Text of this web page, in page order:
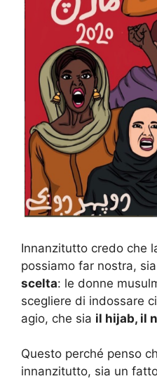
Innanzitutto credo che
possiamo far nostra,
scelta: le donne
scegliere di indossare
agio, che sia il hijab, il
Questo perché penso
innanzitutto, sia un